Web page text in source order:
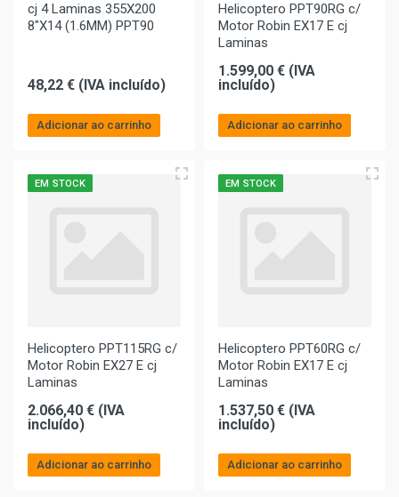
cj 4 Laminas 355X200
8"X14 (1.6MM) PPT90
48,22 € (IVA incluído)
Adicionar ao carrinho
Helicoptero PPT90RG c/
Motor Robin EX17 E cj
Laminas
1.599,00 € (IVA
incluído)
Adicionar ao carrinho
EM STOCK
Helicoptero PPT115RG c/
Motor Robin EX27 E cj
Laminas
2.066,40 € (IVA
incluído)
Adicionar ao carrinho
EM STOCK
Helicoptero PPT60RG c/
Motor Robin EX17 E cj
Laminas
1.537,50 € (IVA
incluído)
Adicionar ao carrinho